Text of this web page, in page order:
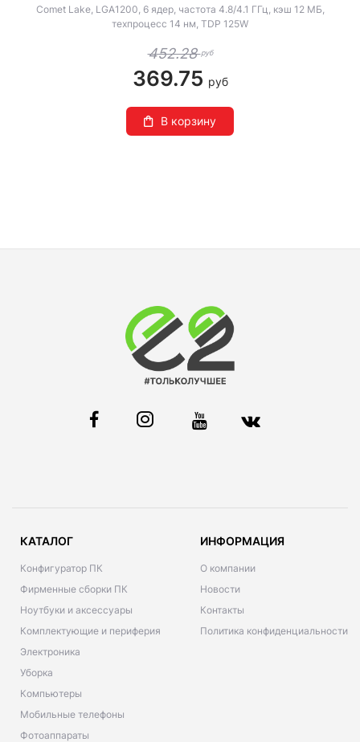
Comet Lake, LGA1200, 6 ядер, частота 4.8/4.1 ГГц, кэш 12 МБ,
техпроцесс 14 нм, TDP 125W
452.28руб
369.75 руб
В корзину
КАТАЛОГ
Конфигуратор ПК
Фирменные сборки ПК
Ноутбуки и аксессуары
Комплектующие и периферия
Электроника
Уборка
Компьютеры
Мобильные телефоны
Фотоаппараты
ИНФОРМАЦИЯ
О компании
Новости
Контакты
Политика конфиденциальности